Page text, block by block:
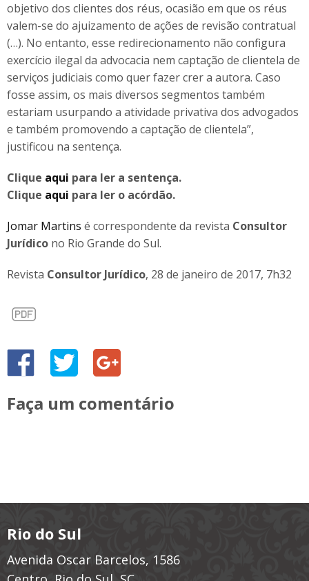
objetivo dos clientes dos réus, ocasião em que os réus
valem-se do ajuizamento de ações de revisão contratual
(…). No entanto, esse redirecionamento não configura
exercício ilegal da advocacia nem captação de clientela de
serviços judiciais como quer fazer crer a autora. Caso
fosse assim, os mais diversos segmentos também
estariam usurpando a atividade privativa dos advogados
e também promovendo a captação de clientela”,
justificou na sentença.
Clique aqui para ler a sentença.
Clique aqui para ler o acórdão.
Jomar Martins é correspondente da revista Consultor
Jurídico no Rio Grande do Sul.
Revista Consultor Jurídico, 28 de janeiro de 2017, 7h32
Faça um comentário
Rio do Sul
Avenida Oscar Barcelos, 1586